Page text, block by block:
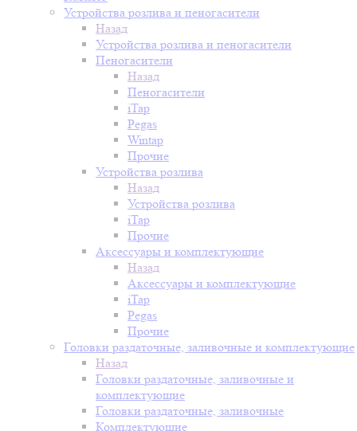
Устройства розлива и пеногасители
Назад
Устройства розлива и пеногасители
Пеногасители
Назад
Пеногасители
iTap
Pegas
Wintap
Прочие
Устройства розлива
Назад
Устройства розлива
iTap
Прочие
Аксессуары и комплектующие
Назад
Аксессуары и комплектующие
iTap
Pegas
Прочие
Головки раздаточные, заливочные и комплектующие
Назад
Головки раздаточные, заливочные и
комплектующие
Головки раздаточные, заливочные
Комплектующие